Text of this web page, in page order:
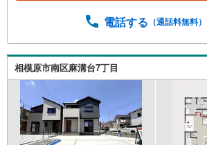
出来るようになりました。私達はお
業が物件情報を紹介しておりますが
明、資金計画、税金相談などについ
課長も同席でご説明させていただきま
電話する （通話料無料）
相模原市南区麻溝台7丁目